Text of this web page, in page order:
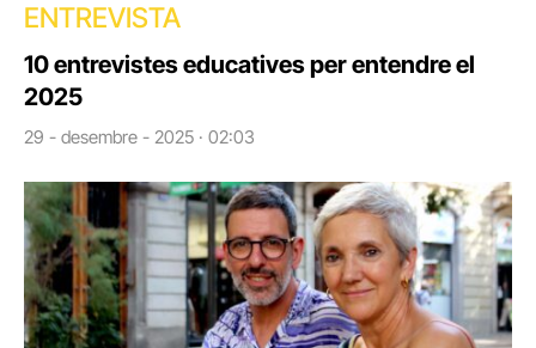
ENTREVISTA
10 entrevistes educatives per entendre el
2025
29 - desembre - 2025 · 02:03